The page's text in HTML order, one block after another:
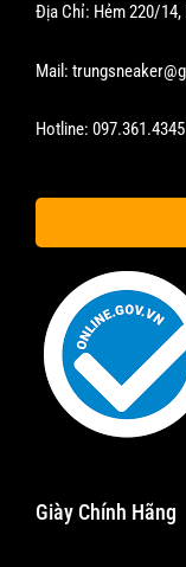
Địa Chỉ: Hẻm 220/14,
Mail:
Hotline: 097.361.4345
Giày Chính Hãng